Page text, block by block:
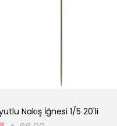
Nakış İğnesi 1/5 20'li